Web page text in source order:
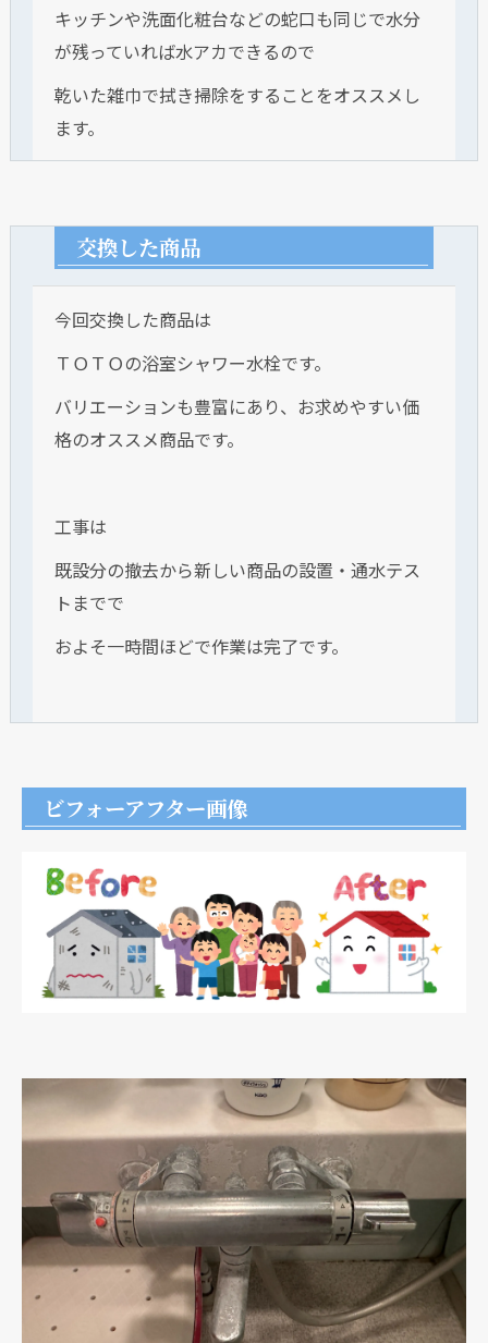
キッチンや洗面化粧台などの蛇口も同じで水分
が残っていれば水アカできるので
乾いた雑巾で拭き掃除をすることをオススメし
ます。
交換した商品
今回交換した商品は
ＴＯＴＯの浴室シャワー水栓です。
バリエーションも豊富にあり、お求めやすい価
格のオススメ商品です。
工事は
既設分の撤去から新しい商品の設置・通水テス
トまでで
およそ一時間ほどで作業は完了です。
ビフォーアフター画像